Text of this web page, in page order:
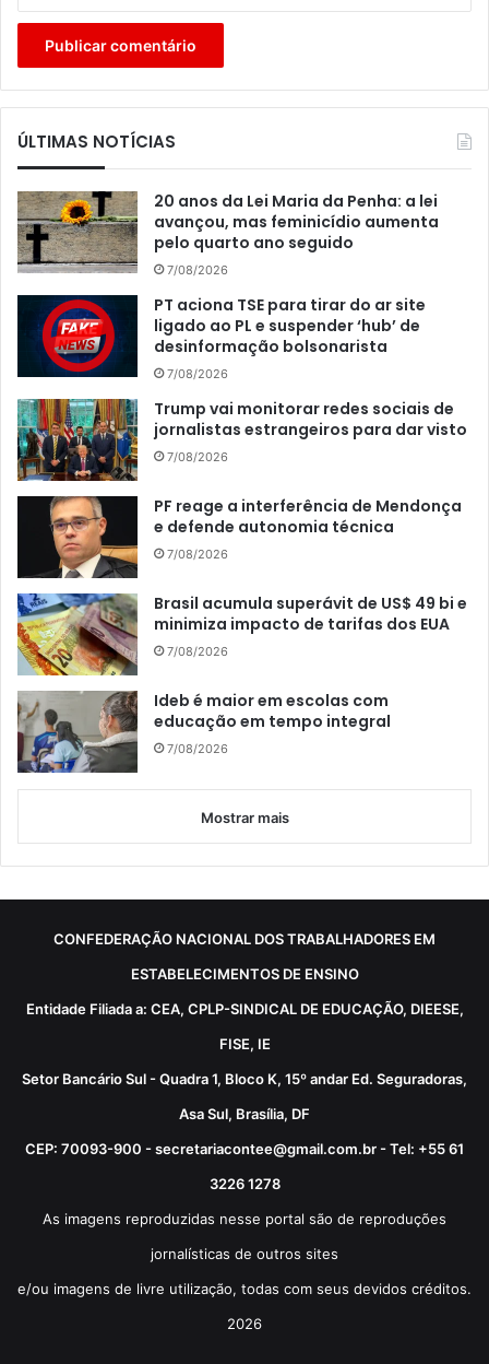
ÚLTIMAS NOTÍCIAS
20 anos da Lei Maria da Penha: a lei
avançou, mas feminicídio aumenta
pelo quarto ano seguido
7/08/2026
PT aciona TSE para tirar do ar site
ligado ao PL e suspender ‘hub’ de
desinformação bolsonarista
7/08/2026
Trump vai monitorar redes sociais de
jornalistas estrangeiros para dar visto
7/08/2026
PF reage a interferência de Mendonça
e defende autonomia técnica
7/08/2026
Brasil acumula superávit de US$ 49 bi e
minimiza impacto de tarifas dos EUA
7/08/2026
Ideb é maior em escolas com
educação em tempo integral
7/08/2026
Mostrar mais
CONFEDERAÇÃO NACIONAL DOS TRABALHADORES EM
ESTABELECIMENTOS DE ENSINO
Entidade Filiada a: CEA, CPLP-SINDICAL DE EDUCAÇÃO, DIEESE,
FISE, IE
Setor Bancário Sul - Quadra 1, Bloco K, 15º andar Ed. Seguradoras,
Asa Sul, Brasília, DF
CEP: 70093-900 - secretariacontee@gmail.com.br - Tel: +55 61
3226 1278
As imagens reproduzidas nesse portal são de reproduções
jornalísticas de outros sites
e/ou imagens de livre utilização, todas com seus devidos créditos.
2026